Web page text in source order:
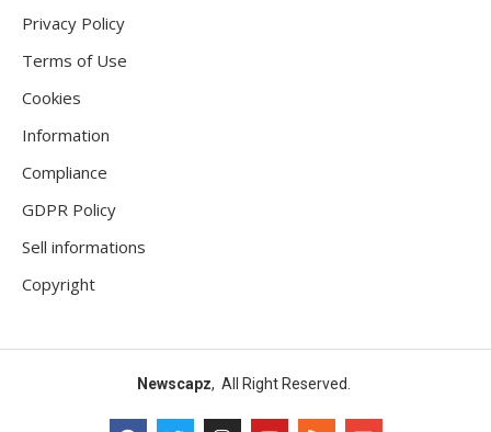
Privacy Policy
Terms of Use
Cookies
Information
Compliance
GDPR Policy
Sell informations
Copyright
Newscapz, All Right Reserved.